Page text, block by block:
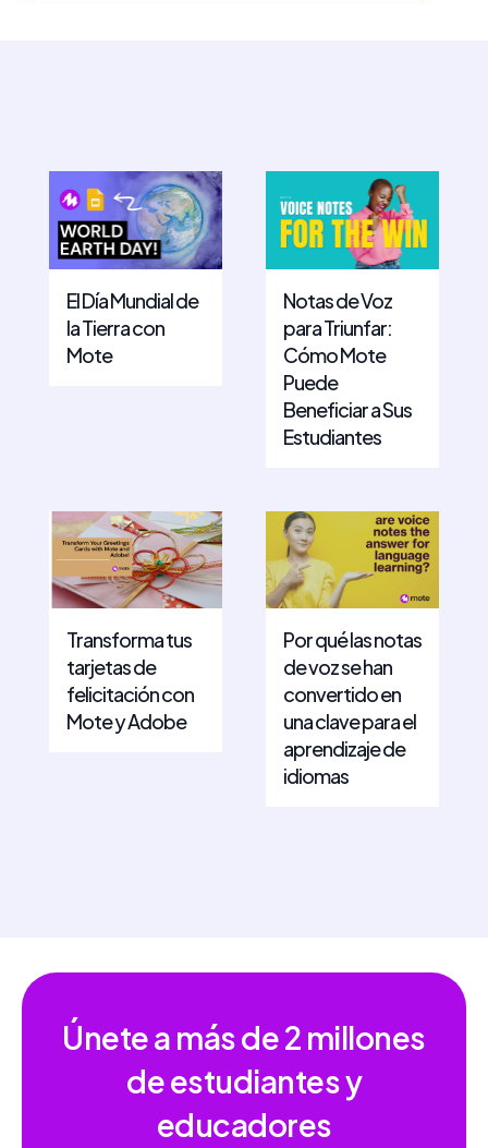
El Día Mundial de
la Tierra con
Mote
Notas de Voz
para Triunfar:
Cómo Mote
Puede
Beneficiar a Sus
Estudiantes
Transforma tus
tarjetas de
felicitación con
Mote y Adobe
Por qué las notas
de voz se han
convertido en
una clave para el
aprendizaje de
idiomas
Únete a más de2 millones
de estudiantes y
educadores